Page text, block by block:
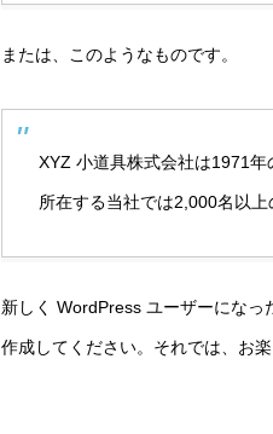
または、このようなものです。
XYZ 小道具株式会社は1971
所在する当社では2,000名以
新しく WordPress ユーザーになっ
作成してください。それでは、お